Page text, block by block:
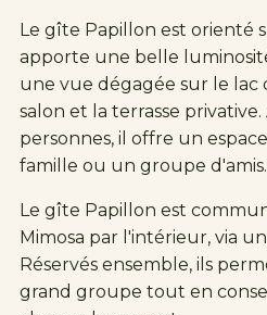
Le gîte Papillon est orienté
apporte une belle
une vue dégagée sur le lac
salon et la terrasse privative.
personnes, il offre un
famille ou un groupe d'amis.
Le gîte Papillon est
Mimosa par l'intérieur, via
Réservés ensemble, ils
grand groupe tout en